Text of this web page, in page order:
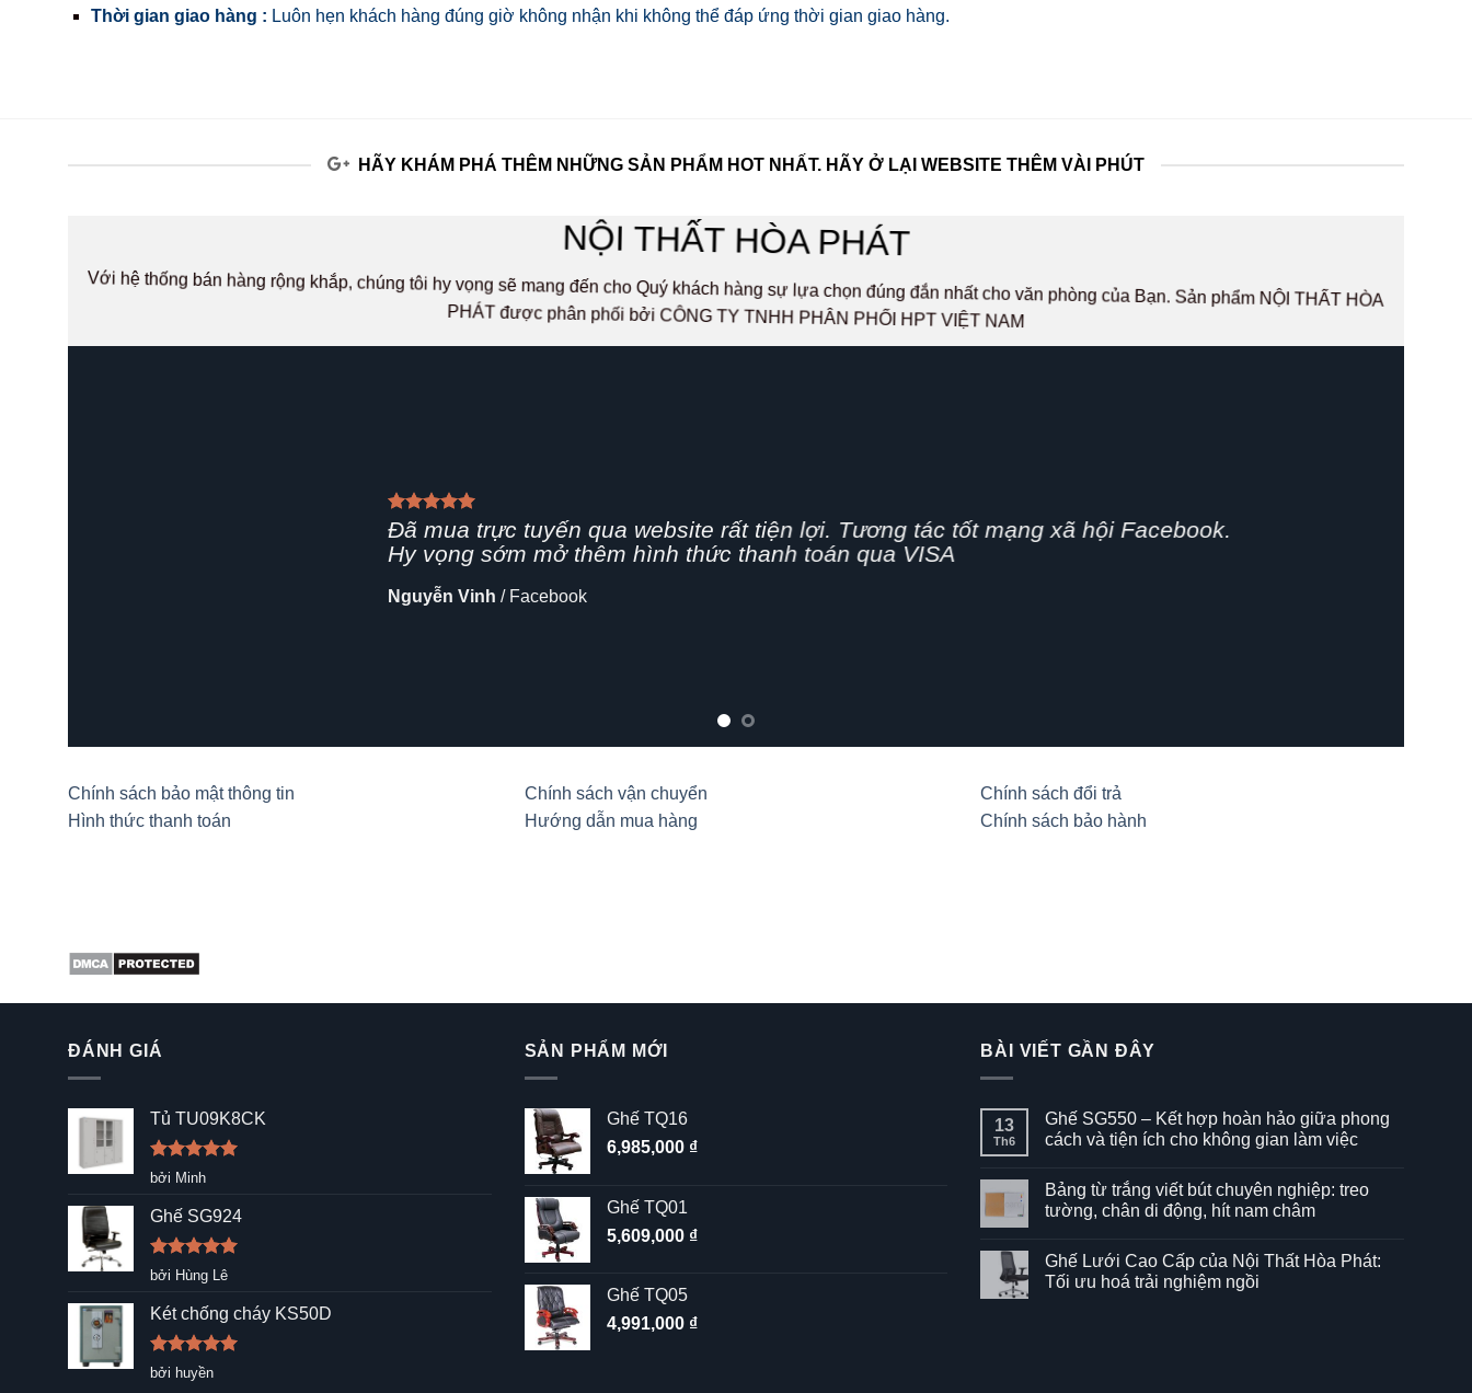
Thời gian giao hàng : Luôn hẹn khách hàng đúng giờ không nhận khi không thể đáp ứng thời gian giao hàng.
HÃY KHÁM PHÁ THÊM NHỮNG SẢN PHẨM HOT NHẤT. HÃY Ở LẠI WEBSITE THÊM VÀI PHÚT
NỘI THẤT HÒA PHÁT
Với hệ thống bán hàng rộng khắp, chúng tôi hy vọng sẽ mang đến cho Quý khách hàng sự lựa chọn đúng đắn nhất cho văn phòng của Bạn. Sản phẩm NỘI THẤT HÒA
PHÁT được phân phối bởi CÔNG TY TNHH PHÂN PHỐI HPT VIỆT NAM
Giao hàng nhanh,
rất chuyên nghiệp, hình thức bán hàng Online đang dần phát huy.
Shop nên cập nhật thêm tính năng chia sẻ mạng xã hội
Hải Yến / Zalo
Chính sách bảo mật thông tin
Hình thức thanh toán
Chính sách vận chuyển
Hướng dẫn mua hàng
Chính sách đổi trả
Chính sách bảo hành
ĐÁNH GIÁ
Tủ TU09K8CK
Được xếp
sao
bởi Minh
Ghế SG924
Được xếp
5
sao
bởi Hùng Lê
Két chống cháy KS50D
Được xếp
hạng5
bởi huyền
SẢN PHẨM MỚI
Ghế TQ16
6,985,000 ₫
Ghế TQ01
5,609,000 ₫
Ghế TQ05
4,991,000 ₫
BÀI VIẾT GẦN ĐÂY
13
Th6
Ghế SG550 – Kết hợp hoàn hảo giữa phong
cách và tiện ích cho không gian làm việc
bình
luận
ở
–
Kết
hợp
Bảng từ trắng viết bút chuyên nghiệp: treo
tường, chân di động, hít nam châm
bình
luận
ở
Ghế Lưới Cao Cấp của Nội Thất Hòa Phát:
Tối ưu hoá trải nghiệm ngồi